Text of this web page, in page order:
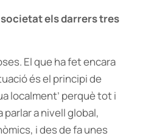
els darrers tres
El que ha fet encara
és el principi de
localment’ perquè tot i
a nivell global,
i des de fa unes